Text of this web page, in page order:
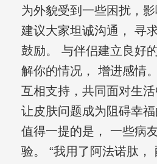
为外貌受到一些困扰，影
建议大家坦诚沟通， 寻
鼓励。 与伴侣建立良好
解你的情况， 增进感情
互相支持，共同面对生
让皮肤问题成为阻碍幸
值得一提的是， 一些病
验。 “我用了阿法诺肽，